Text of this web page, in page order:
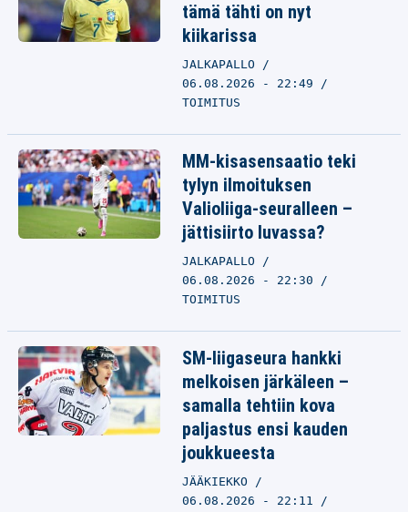
tämä tähti on nyt
kiikarissa
JALKAPALLO
06.08.2026 - 22:49
TOIMITUS
MM-kisasensaatio teki
tylyn ilmoituksen
Valioliiga-seuralleen –
jättisiirto luvassa?
JALKAPALLO
06.08.2026 - 22:30
TOIMITUS
SM-liigaseura hankki
melkoisen järkäleen –
samalla tehtiin kova
paljastus ensi kauden
joukkueesta
JÄÄKIEKKO
06.08.2026 - 22:11